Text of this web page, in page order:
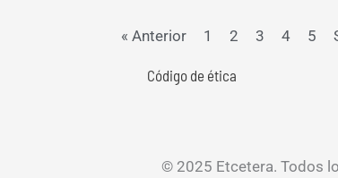
« Anterior 1 2 3 4 5
Código de ética
© 2025 Etcetera. Todos